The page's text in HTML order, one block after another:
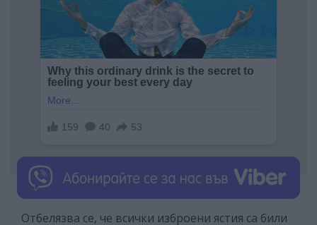
Отбелязва се, че всички изброени ястия са били